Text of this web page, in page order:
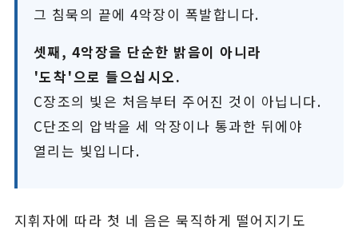
그 침묵의 끝에 4악장이 폭발합니다.
셋째, 4악장을 단순한 밝음이 아니라
'도착'으로 들으십시오.
C장조의 빛은 처음부터 주어진 것이 아닙니다.
C단조의 압박을 세 악장이나 통과한 뒤에야
열리는 빛입니다.
지휘자에 따라 첫 네 음은 묵직하게 떨어지기도